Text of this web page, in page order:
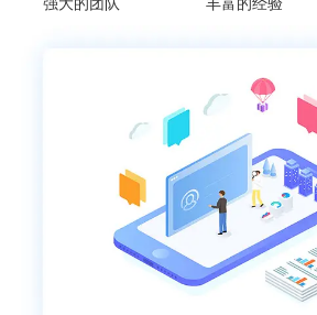
强大的团队 丰富的经验